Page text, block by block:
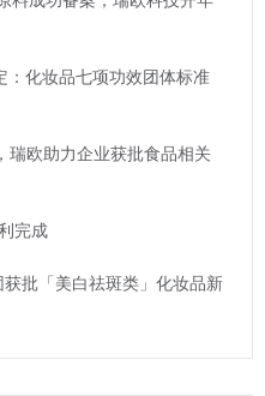
：化妆品七项功效团体标准
瑞欧助力企业获批食品相关
完成
批「美白祛斑类」化妆品新